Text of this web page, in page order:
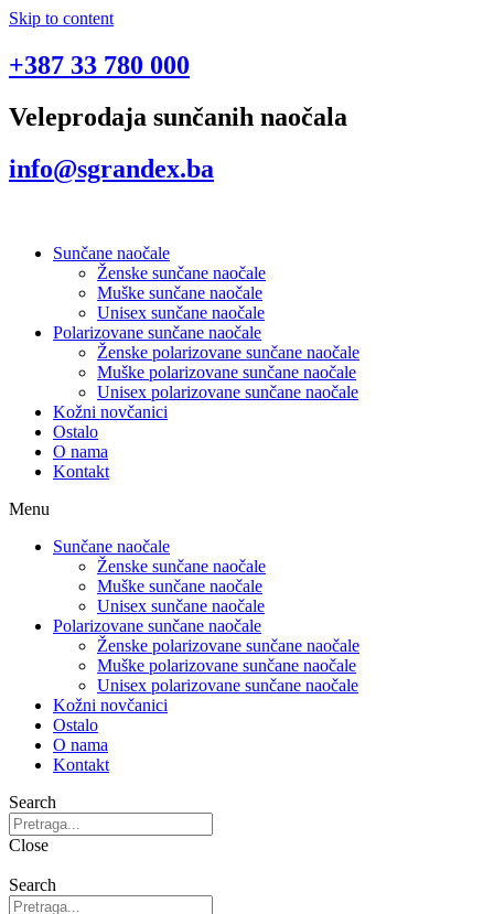
Skip to content
+387 33 780 000
Veleprodaja sunčanih naočala
info@sgrandex.ba
Sunčane naočale
Ženske sunčane naočale
Muške sunčane naočale
Unisex sunčane naočale
Polarizovane sunčane naočale
Ženske polarizovane sunčane naočale
Muške polarizovane sunčane naočale
Unisex polarizovane sunčane naočale
Kožni novčanici
Ostalo
O nama
Kontakt
Menu
Sunčane naočale
Ženske sunčane naočale
Muške sunčane naočale
Unisex sunčane naočale
Polarizovane sunčane naočale
Ženske polarizovane sunčane naočale
Muške polarizovane sunčane naočale
Unisex polarizovane sunčane naočale
Kožni novčanici
Ostalo
O nama
Kontakt
Search
Close
Search